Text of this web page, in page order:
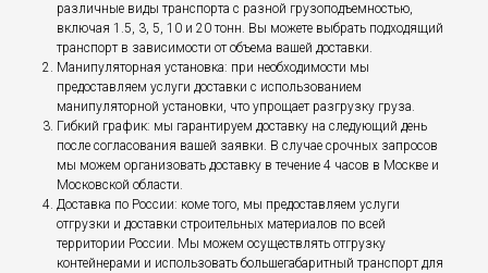
различные виды транспорта с разной грузоподъемностью,
включая 1.5, 3, 5, 10 и 20 тонн. Вы можете выбрать подходящий
транспорт в зависимости от объема вашей доставки.
Манипуляторная установка: при необходимости мы
предоставляем услуги доставки с использованием
манипуляторной установки, что упрощает разгрузку груза.
Гибкий график: мы гарантируем доставку на следующий день
после согласования вашей заявки. В случае срочных запросов
мы можем организовать доставку в течение 4 часов в Москве и
Московской области.
Доставка по России: коме того, мы предоставляем услуги
отгрузки и доставки строительных материалов по всей
территории России. Мы можем осуществлять отгрузку
контейнерами и использовать большегабаритный транспорт для